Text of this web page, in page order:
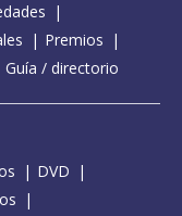
Premios
Guía / directorio
DVD